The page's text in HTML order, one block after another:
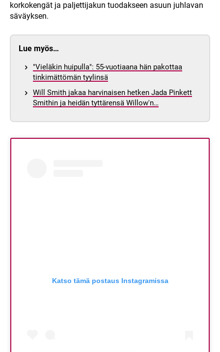
korkokengät ja paljettijakun tuodakseen asuun juhlavan
säväyksen.
Lue myös…
"Vieläkin huipulla": 55-vuotiaana hän pakottaa
tinkimättömän tyylinsä
Will Smith jakaa harvinaisen hetken Jada Pinkett
Smithin ja heidän tyttärensä Willow'n…
Katso tämä postaus Instagramissa